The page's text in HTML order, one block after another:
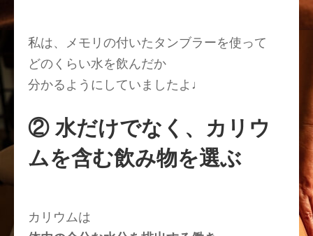
私は、メモリの付いたタンブラーを使って
どのくらい水を飲んだか
分かるようにしていましたよ♩
② 水だけでなく、カリウ
ムを含む飲み物を選ぶ
カリウムは